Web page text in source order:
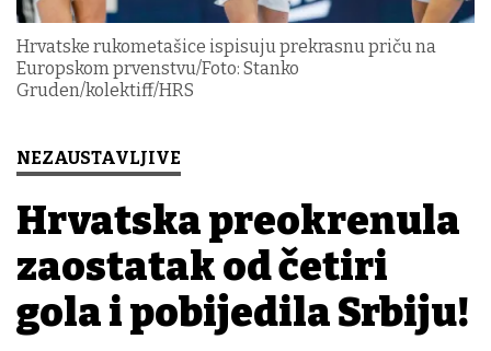
Hrvatske rukometašice ispisuju prekrasnu priču na
Europskom prvenstvu/Foto: Stanko
Gruden/kolektiff/HRS
NEZAUSTAVLJIVE
Hrvatska preokrenula
zaostatak od četiri
gola i pobijedila Srbiju!